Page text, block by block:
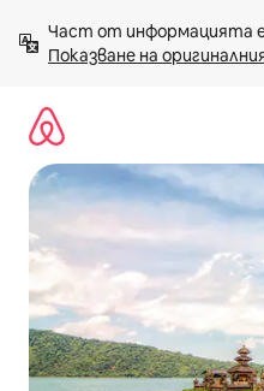
към
съдържанието
Показване на